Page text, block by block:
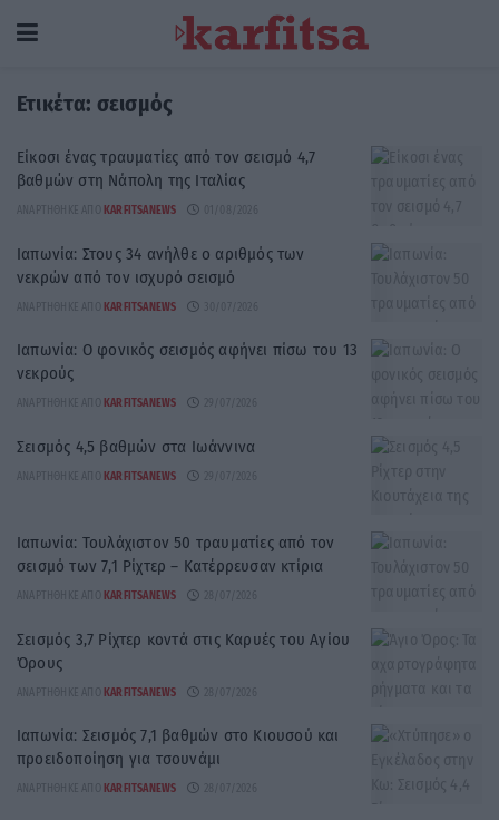
Ετικέτα: σεισμός
Είκοσι ένας τραυματίες από τον σεισμό 4,7
βαθμών στη Νάπολη της Ιταλίας
ΑΝΑΡΤΉΘΗΚΕ ΑΠΌ KARFITSANEWS
Ιαπωνία: Στους 34 ανήλθε ο αριθμός των
νεκρών από τον ισχυρό σεισμό
ΑΝΑΡΤΉΘΗΚΕ ΑΠΌ KARFITSANEWS
Ιαπωνία: Ο φονικός σεισμός αφήνει πίσω του 13
νεκρούς
ΑΝΑΡΤΉΘΗΚΕ ΑΠΌ KARFITSANEWS
Σεισμός 4,5 βαθμών στα Ιωάννινα
ΑΝΑΡΤΉΘΗΚΕ ΑΠΌ KARFITSANEWS
Ιαπωνία: Τουλάχιστον 50 τραυματίες από τον
σεισμό των 7,1 Ρίχτερ – Κατέρρευσαν κτίρια
ΑΝΑΡΤΉΘΗΚΕ ΑΠΌ KARFITSANEWS
Σεισμός 3,7 Ρίχτερ κοντά στις Καρυές του Αγίου
Όρους
ΑΝΑΡΤΉΘΗΚΕ ΑΠΌ KARFITSANEWS
Ιαπωνία: Σεισμός 7,1 βαθμών στο Κιουσού και
προειδοποίηση για τσουνάμι
ΑΝΑΡΤΉΘΗΚΕ ΑΠΌ KARFITSANEWS